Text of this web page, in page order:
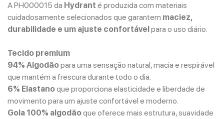
A PH000015 da Hydrant é produzida com materiais
cuidadosamente selecionados que garantem maciez,
durabilidade e um ajuste confortávelpara o uso diário.
Tecido premium
94% Algodãopara uma sensação natural, macia e respirável
que mantém a frescura durante todo o dia.
6% Elastanoque proporciona elasticidade e liberdade de
movimento para um ajuste confortável e moderno.
Gola 100% algodãoque oferece mais estrutura, suavidade